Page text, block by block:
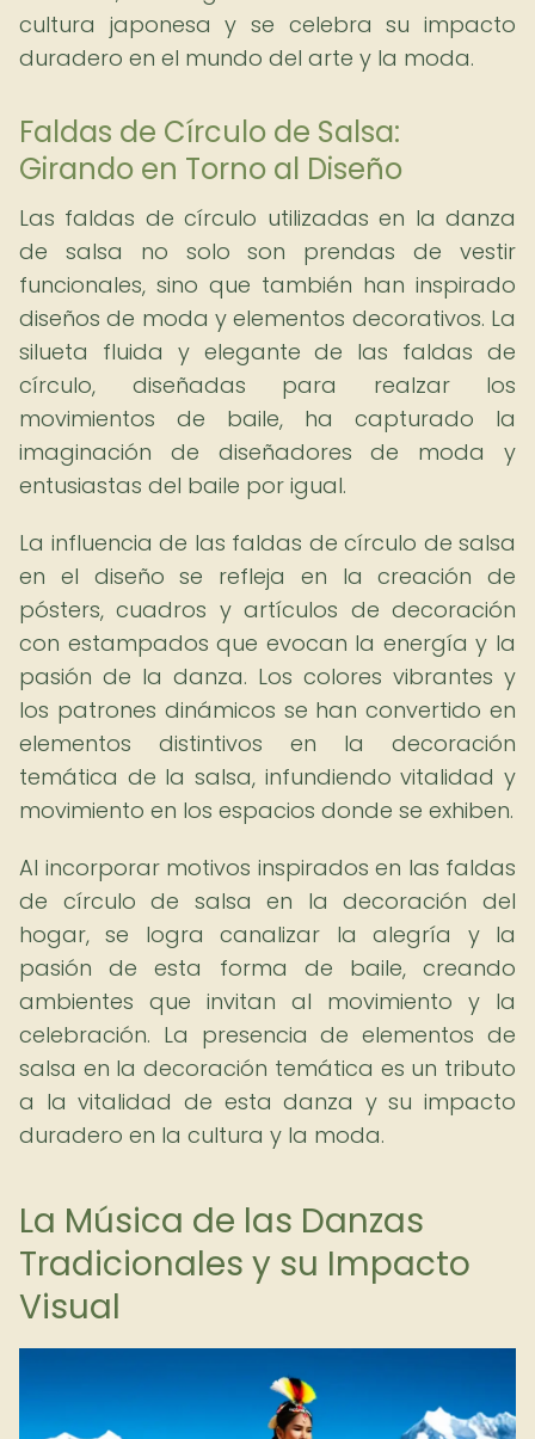
cultura japonesa y se celebra su impacto
duradero en el mundo del arte y la moda.
Faldas de Círculo de Salsa:
Girando en Torno al Diseño
Las faldas de círculo utilizadas en la danza
de salsa no solo son prendas de vestir
funcionales, sino que también han inspirado
diseños de moda y elementos decorativos. La
silueta fluida y elegante de las faldas de
círculo, diseñadas para realzar los
movimientos de baile, ha capturado la
imaginación de diseñadores de moda y
entusiastas del baile por igual.
La influencia de las faldas de círculo de salsa
en el diseño se refleja en la creación de
pósters, cuadros y artículos de decoración
con estampados que evocan la energía y la
pasión de la danza. Los colores vibrantes y
los patrones dinámicos se han convertido en
elementos distintivos en la decoración
temática de la salsa, infundiendo vitalidad y
movimiento en los espacios donde se exhiben.
Al incorporar motivos inspirados en las faldas
de círculo de salsa en la decoración del
hogar, se logra canalizar la alegría y la
pasión de esta forma de baile, creando
ambientes que invitan al movimiento y la
celebración. La presencia de elementos de
salsa en la decoración temática es un tributo
a la vitalidad de esta danza y su impacto
duradero en la cultura y la moda.
La Música de las Danzas
Tradicionales y su Impacto
Visual